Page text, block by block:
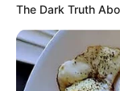
The Dark Truth